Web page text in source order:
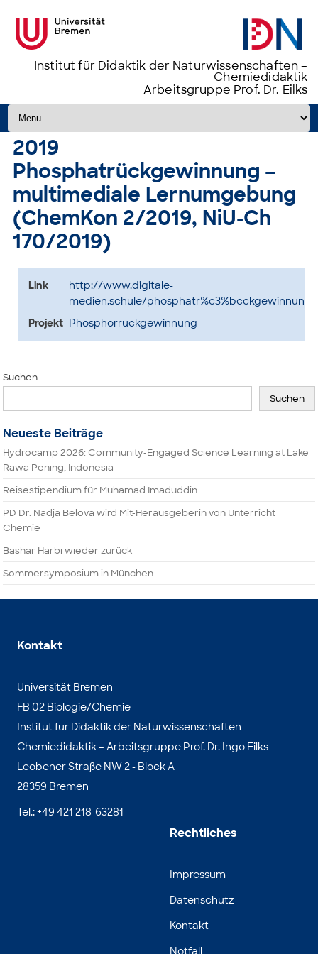
Institut für Didaktik der Naturwissenschaften –
Chemiedidaktik
Arbeitsgruppe Prof. Dr. Eilks
Zum Inhalt springen
2019
Phosphatrückgewinnung –
multimediale Lernumgebung
(ChemKon 2/2019, NiU-Ch
170/2019)
Link
http://www.digitale-
medien.schule/
Projekt Phosphorrückgewinnung
Suchen
Suchen
Neueste Beiträge
Hydrocamp 2026: Community-Engaged Science Learning at Lake
Rawa Pening, Indonesia
Reisestipendium für Muhamad Imaduddin
PD Dr. Nadja Belova wird Mit-Herausgeberin von Unterricht
Chemie
Bashar Harbi wieder zurück
Sommersymposium in München
Kontakt
Universität Bremen
FB 02 Biologie/Chemie
Institut für Didaktik der Naturwissenschaften
Chemiedidaktik – Arbeitsgruppe Prof. Dr. Ingo Eilks
Leobener Straße NW 2 - Block A
28359 Bremen
Tel.: +49 421 218-63281
Rechtliches
Impressum
Datenschutz
Kontakt
Notfall